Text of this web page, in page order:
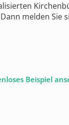
melden Sie
Beispiel